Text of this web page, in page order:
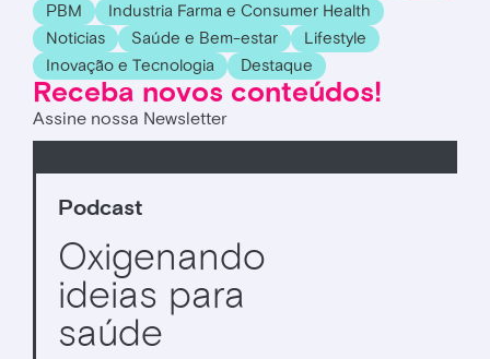
PBM
Industria Farma e Consumer Health
Noticias
Saúde e Bem-estar
Lifestyle
Inovação e Tecnologia
Destaque
Receba novos conteúdos!
Assine nossa Newsletter
Podcast
Oxigenando
ideias para
saúde